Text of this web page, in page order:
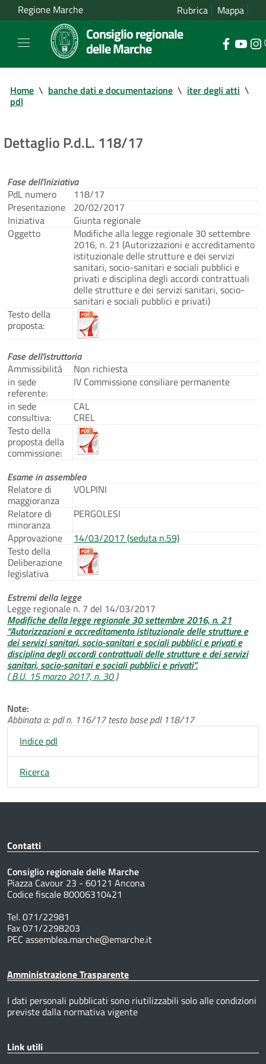
Regione Marche Rubrica Mappa
Consiglio regionale
delle Marche
Home \ banche dati e documentazione \ iter degli atti \
pdl
Dettaglio P.d.L. 118/17
Fase dell'iniziativa
PdL numero
118/17
Presentazione
20/02/2017
Iniziativa
Giunta regionale
Oggetto
Modifiche alla legge regionale 30 settembre
2016, n. 21 (Autorizzazioni e accreditamento
istituzionale delle strutture e dei servizi
sanitari, socio-sanitari e sociali pubblici e
privati e disciplina degli accordi contrattuali
delle strutture e dei servizi sanitari, socio-
sanitari e sociali pubblici e privati)
Testo della
proposta:
Fase dell'istruttoria
Ammissibilità
Non richiesta
in sede
referente:
IV Commissione consiliare permanente
in sede
consultiva:
CAL
CREL
Testo della
proposta della
commissione:
Esame in assemblea
Relatore di
maggioranza
VOLPINI
Relatore di
minoranza
PERGOLESI
Approvazione
14/03/2017 (seduta n.59)
Testo della
Deliberazione
legislativa
Estremi della legge
Legge regionale n. 7 del 14/03/2017
Modifiche della legge regionale 30 settembre 2016, n. 21
“Autorizzazioni e accreditamento istituzionale delle strutture e
dei servizi sanitari, socio-sanitari e sociali pubblici e privati e
disciplina degli accordi contrattuali delle strutture e dei servizi
sanitari, socio-sanitari e sociali pubblici e privati”.
( B.U. 15 marzo 2017, n. 30 )
Note:
Abbinata a: pdl n. 116/17 testo base pdl 118/17
Indice pdl
Ricerca
Contatti
Consiglio regionale delle Marche
Piazza Cavour 23 - 60121 Ancona
Codice fiscale 80006310421
Tel. 071/22981
Fax 071/2298203
PEC assemblea.marche@emarche.it
Amministrazione Trasparente
I dati personali pubblicati sono riutilizzabili solo alle condizioni
previste dalla normativa vigente
Link utili